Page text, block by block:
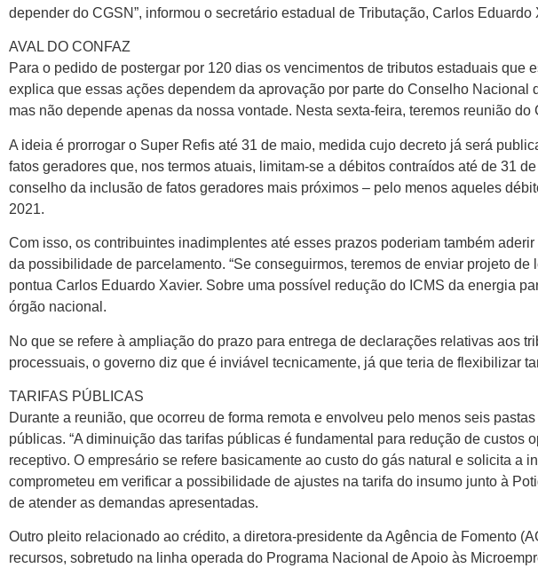
depender do CGSN”, informou o secretário estadual de Tributação, Carlos Eduardo
AVAL DO CONFAZ
Para o pedido de postergar por 120 dias os vencimentos de tributos estaduais que
explica que essas ações dependem da aprovação por parte do Conselho
mas não depende apenas da nossa vontade. Nesta sexta-feira, teremos reunião
A ideia é prorrogar o Super Refis até 31 de maio, medida cujo decreto já será
fatos geradores que, nos termos atuais, limitam-se a débitos contraídos até de 31
conselho da inclusão de fatos geradores mais próximos – pelo menos aqueles
2021.
Com isso, os contribuintes inadimplentes até esses prazos poderiam também
da possibilidade de parcelamento. “Se conseguirmos, teremos de enviar projeto
pontua Carlos Eduardo Xavier. Sobre uma possível redução do ICMS da energia
órgão nacional.
No que se refere à ampliação do prazo para entrega de declarações relativas aos
processuais, o governo diz que é inviável tecnicamente, já que teria de flexibilizar
TARIFAS PÚBLICAS
Durante a reunião, que ocorreu de forma remota e envolveu pelo menos seis
públicas. “A diminuição das tarifas públicas é fundamental para redução de custos
receptivo. O empresário se refere basicamente ao custo do gás natural e solicita a
comprometeu em verificar a possibilidade de ajustes na tarifa do insumo junto à
de atender as demandas apresentadas.
Outro pleito relacionado ao crédito, a diretora-presidente da Agência de Fomento
recursos, sobretudo na linha operada do Programa Nacional de Apoio às